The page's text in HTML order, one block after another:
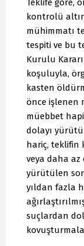
Teklife göre,
kontrolü
mühimmatı
tespiti ve bu
Kurulu
koşuluyla,
kasten
önce işlenen
müebbet
dolayı
hariç, teklifin
veya daha az
yürütülen
yıldan fazla
suçlardan